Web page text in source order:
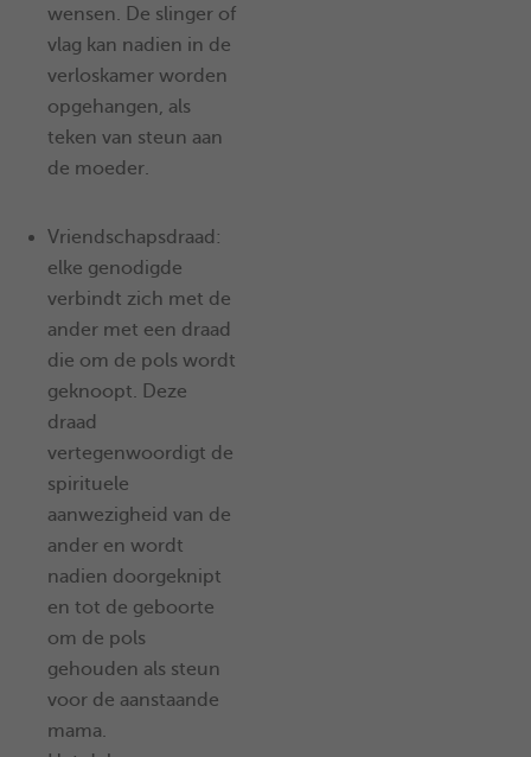
wensen. De slinger of
vlag kan nadien in de
verloskamer worden
opgehangen, als
teken van steun aan
de moeder.
Vriendschapsdraad:
elke genodigde
verbindt zich met de
ander met een draad
die om de pols wordt
geknoopt. Deze
draad
vertegenwoordigt de
spirituele
aanwezigheid van de
ander en wordt
nadien doorgeknipt
en tot de geboorte
om de pols
gehouden als steun
voor de aanstaande
mama.